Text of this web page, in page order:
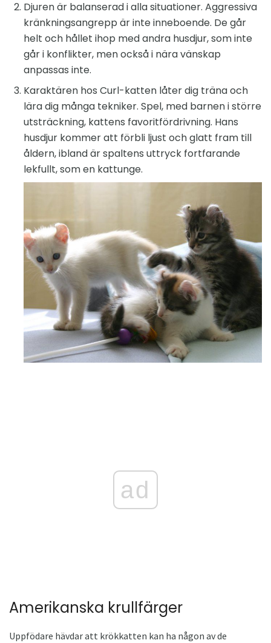
Djuren är balanserad i alla situationer. Aggressiva
kränkningsangrepp är inte inneboende. De går
helt och hållet ihop med andra husdjur, som inte
går i konflikter, men också i nära vänskap
anpassas inte.
Karaktären hos Curl-katten låter dig träna och
lära dig många tekniker. Spel, med barnen i större
utsträckning, kattens favoritfördrivning. Hans
husdjur kommer att förbli ljust och glatt fram till
åldern, ibland är spaltens uttryck fortfarande
lekfullt, som en kattunge.
ad
Amerikanska krullfärger
Uppfödare hävdar att krökkatten kan ha någon av de